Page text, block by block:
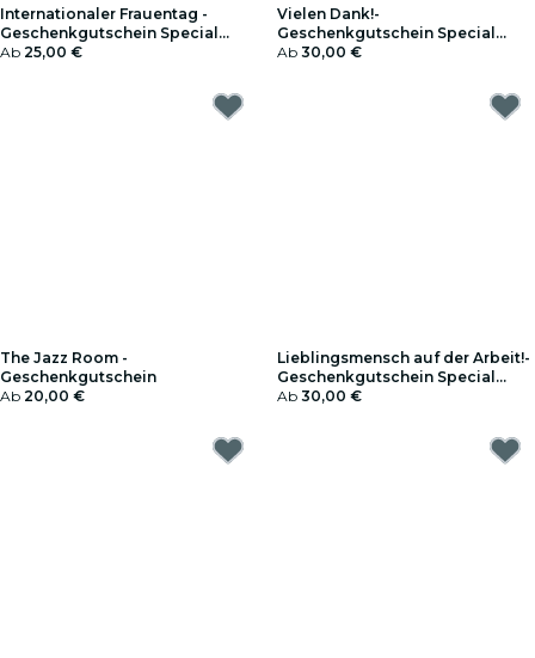
Internationaler Frauentag -
Geschenkgutschein Special
Edition
Ab 25,00 €
Vielen Dank!-
Geschenkgutschein Special
Edition
Ab 30,00 €
The Jazz Room -
Geschenkgutschein
Ab 20,00 €
Lieblingsmensch auf der Arbeit!-
Geschenkgutschein Special
Edition
Ab 30,00 €